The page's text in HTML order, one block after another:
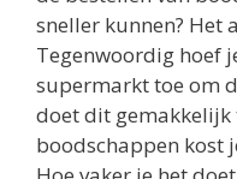
sneller kunnen? Het
Tegenwoordig hoef
supermarkt toe om
doet dit gemakkelijk
boodschappen kost